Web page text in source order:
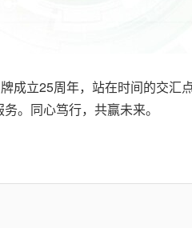
成立25周年，站在时间的交
。同心笃行，共赢未来。